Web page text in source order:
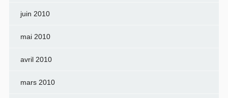
juin 2010
mai 2010
avril 2010
mars 2010